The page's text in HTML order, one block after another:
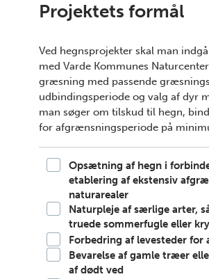
Projektets formål
Ved hegnsprojekter skal man
med Varde Kommunes
græsning med passende
udbindingsperiode og valg af dyr
man søger om tilskud til hegn,
for afgrænsningsperiode på
(Påkrævet)Opsætning af hegn i
etablering af ekstensiv
naturarealer
Naturpleje af særlige arter,
truede sommerfugle eller
Forbedring af levesteder for
Bevarelse af gamle træer
af dødt ved